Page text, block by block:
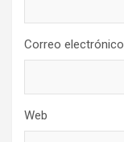
Correo electrónico
Web